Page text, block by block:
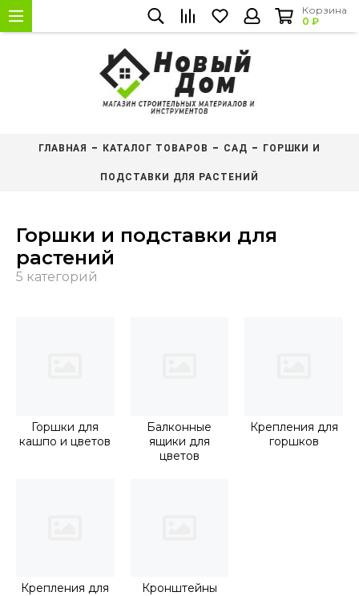
Корзина
0 ₽
ГЛАВНАЯ КАТАЛОГ ТОВАРОВ САД ГОРШКИ И
ПОДСТАВКИ ДЛЯ РАСТЕНИЙ
Горшки и подставки для
растений
Горшки для
кашпо и цветов
Балконные
ящики для
цветов
Крепления для
горшков
Крепления для
Кронштейны